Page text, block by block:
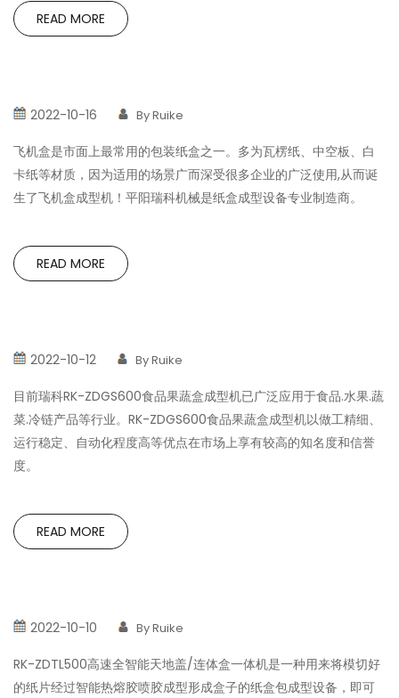
READ MORE
2022-10-16 By Ruike
飞机盒是市面上最常用的包装纸盒之一。多为瓦楞纸、中空板、白
卡纸等材质，因为适用的场景广而深受很多企业的广泛使用,从而诞
生了飞机盒成型机！平阳瑞科机械是纸盒成型设备专业制造商。
READ MORE
2022-10-12 By Ruike
目前瑞科RK-ZDGS600食品果蔬盒成型机已广泛应用于食品.水果.蔬
菜.冷链产品等行业。RK-ZDGS600食品果蔬盒成型机以做工精细、
运行稳定、自动化程度高等优点在市场上享有较高的知名度和信誉
度。
READ MORE
2022-10-10 By Ruike
RK-ZDTL500高速全智能天地盖/连体盒一体机是一种用来将模切好
的纸片经过智能热熔胶喷胶成型形成盒子的纸盒包成型设备，即可